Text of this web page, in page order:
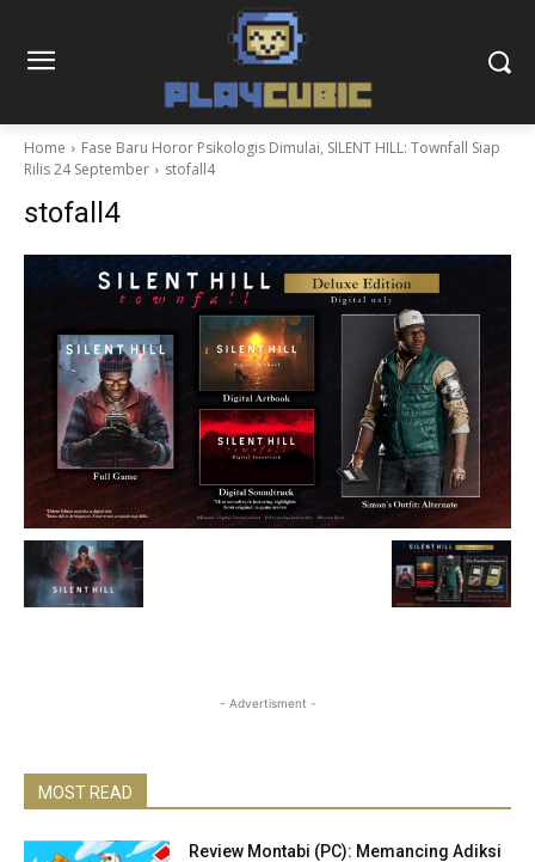
Home
Fase Baru Horor Psikologis Dimulai, SILENT HILL: Townfall Siap
Rilis 24 September
stofall4
stofall4
- Advertisment -
MOST READ
Review Montabi (PC): Memancing Adiksi